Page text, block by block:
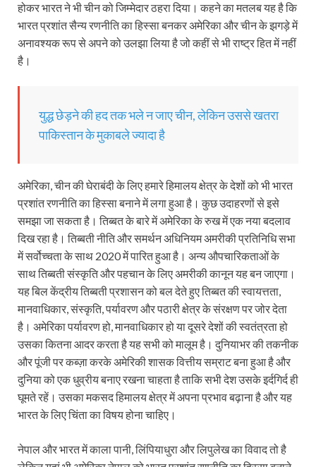
होकर भारत ने भी चीन को जिम्मेदार ठहरा दिया। कहने का मतलब यह है कि
भारत प्रशांत सैन्य रणनीति का हिस्सा बनकर अमेरिका और चीन के झगड़े में
अनावश्यक रूप से अपने को उलझा लिया है जो कहीं से भी राष्ट्र हित में नहीं
है।
युद्ध छेड़ने की हद तक भले न जाए चीन, लेकिन उससे खतरा
पाकिस्तान के मुकाबले ज्यादा है
अमेरिका, चीन की घेराबंदी के लिए हमारे हिमालय क्षेत्र के देशों को भी भारत
प्रशांत रणनीति का हिस्सा बनाने में लगा हुआ है। कुछ उदाहरणों से इसे
समझा जा सकता है। तिब्बत के बारे में अमेरिका के रुख में एक नया बदलाव
दिख रहा है। तिब्बती नीति और समर्थन अधिनियम अमरीकी प्रतिनिधि सभा
में सर्वोच्चता के साथ 2020 में पारित हुआ है। अन्य औपचारिकताओं के
साथ तिब्बती संस्कृति और पहचान के लिए अमरीकी कानून यह बन जाएगा।
यह बिल केंद्रीय तिब्बती प्रशासन को बल देते हुए तिब्बत की स्वायत्तता,
मानवाधिकार, संस्कृति, पर्यावरण और पठारी क्षेत्र के संरक्षण पर जोर देता
है। अमेरिका पर्यावरण हो, मानवाधिकार हो या दूसरे देशों की स्वतंत्रता हो
उसका कितना आदर करता है यह सभी को मालूम है। दुनियाभर की तकनीक
और पूंजी पर कब्ज़ा करके अमेरिकी शासक वित्तीय सम्राट बना हुआ है और
दुनिया को एक धुव्रीय बनाए रखना चाहता है ताकि सभी देश उसके इर्दगिर्द ही
घूमते रहें। उसका मकसद हिमालय क्षेत्र में अपना प्रभाव बढ़ाना है और यह
भारत के लिए चिंता का विषय होना चाहिए।
नेपाल और भारत में काला पानी, लिंपियाधुरा और लिपुलेख का विवाद तो है